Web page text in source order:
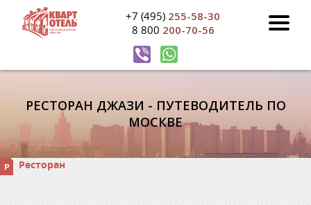
+7 (495) 255-58-30
8 800 200-70-56
РЕСТОРАН ДЖАЗИ - ПУТЕВОДИТЕЛЬ ПО
МОСКВЕ
Ресторан